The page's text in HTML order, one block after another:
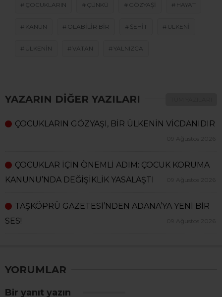
ÇOCUKLARIN ÇÜNKÜ GÖZYAŞI HAYAT
KANUN OLABILIR BIR ŞEHIT ÜLKENI
ÜLKENIN VATAN YALNIZCA
YAZARIN DİĞER YAZILARI
ÇOCUKLARIN GÖZYAŞI, BİR ÜLKENİN VİCDANIDIR
09 Ağustos 2026
ÇOCUKLAR İÇİN ÖNEMLİ ADIM: ÇOCUK KORUMA
KANUNU’NDA DEĞİŞİKLİK YASALAŞTI
09 Ağustos 2026
TAŞKÖPRÜ GAZETESİ’NDEN ADANA’YA YENİ BİR
SES!
09 Ağustos 2026
YORUMLAR
Bir yanıt yazın